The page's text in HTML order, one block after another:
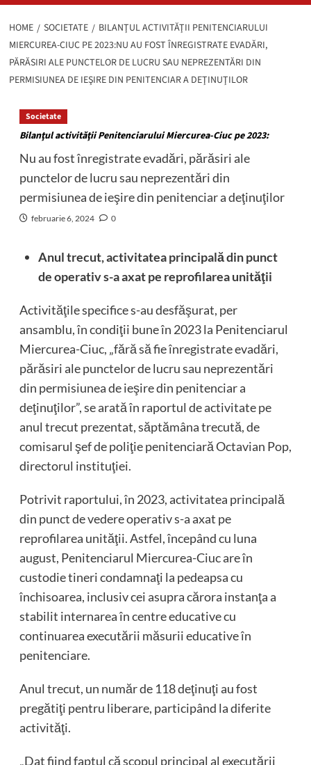
HOME SOCIETATE
BILANŢUL ACTIVITĂŢII PENITENCIARULUI
MIERCUREA-CIUC PE 2023:NU AU FOST ÎNREGISTRATE EVADĂRI,
PĂRĂSIRI ALE PUNCTELOR DE LUCRU SAU NEPREZENTĂRI DIN
PERMISIUNEA DE IEŞIRE DIN PENITENCIAR A DEŢINUŢILOR
Societate
Bilanţul activităţii Penitenciarului Miercurea-Ciuc pe 2023:
Nu au fost înregistrate evadări, părăsiri ale
punctelor de lucru sau neprezentări din
permisiunea de ieşire din penitenciar a deţinuţilor
februarie 6, 2024 0
Anul trecut, activitatea principală din punct
de operativ s-a axat pe reprofilarea unităţii
Activităţile specifice s-au desfăşurat, per
ansamblu, în condiţii bune în 2023 la Penitenciarul
Miercurea-Ciuc, „fără să fie înregistrate evadări,
părăsiri ale punctelor de lucru sau neprezentări
din permisiunea de ieşire din penitenciar a
deţinuţilor”, se arată în raportul de activitate pe
anul trecut prezentat, săptămâna trecută, de
comisarul şef de poliţie penitenciară Octavian Pop,
directorul instituţiei.
Potrivit raportului, în 2023, activitatea principală
din punct de vedere operativ s-a axat pe
reprofilarea unităţii. Astfel, începând cu luna
august, Penitenciarul Miercurea-Ciuc are în
custodie tineri condamnaţi la pedeapsa cu
închisoarea, inclusiv cei asupra cărora instanţa a
stabilit internarea în centre educative cu
continuarea executării măsurii educative în
penitenciare.
Anul trecut, un număr de 118 deţinuţi au fost
pregătiţi pentru liberare, participând la diferite
activităţi.
„Dat fiind faptul că scopul principal al executării